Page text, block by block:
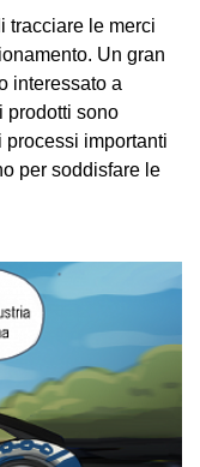
tracciare le merci
Un gran
interessato a
prodotti sono
processi importanti
per soddisfare le